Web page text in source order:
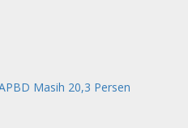
Masih 20,3 Persen